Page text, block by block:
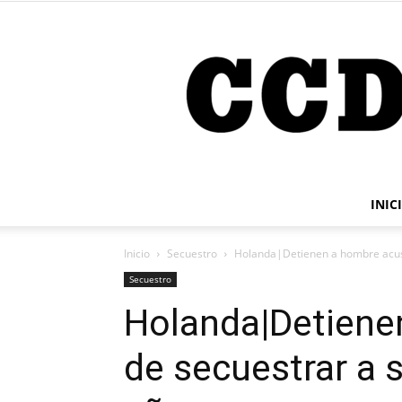
Inicio Secuestro Holanda|Detienen a hombre
Secuestro
de secuestrar a